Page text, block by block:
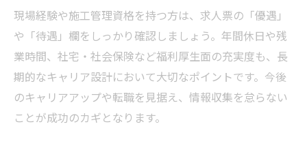
施工管理求人の裏側と実情を見極めるコツ
土木工事求人で後悔しないための基準整理
現場経験や施工管理資格を持つ方は、求人票の「優遇」
や「待遇」欄をしっかり確認しましょう。年間休日や残
業時間、社宅・社会保険など福利厚生面の充実度も、長
期的なキャリア設計において大切なポイントです。今後
のキャリアアップや転職を見据え、情報収集を怠らない
ことが成功のカギとなります。